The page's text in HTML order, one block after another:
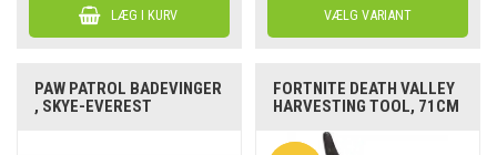
PAW PATROL BADEVINGER
, SKYE-EVEREST
FORTNITE DEATH VALLEY
HARVESTING TOOL, 71CM